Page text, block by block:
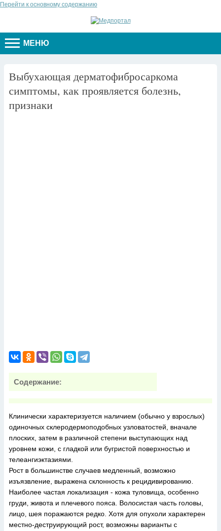
Перейти к основному содержанию
МЕНЮ
Выбухающая дерматофибросаркома
симптомы, как проявляется болезнь,
признаки
Содержание:
Клинически характеризуется наличием (обычно у взрослых)
одиночных склеродермоподобных узловатостей, вначале
плоских, затем в различной степени выступающих над
уровнем кожи, с гладкой или бугристой поверхностью и
телеангиэктазиями.
Рост в большинстве случаев медленный, возможно
изъязвление, выражена склонность к рецидивированию.
Наиболее частая локализация - кожа туловища, особенно
груди, живота и плечевого пояса. Волосистая часть головы,
лицо, шея поражаются редко. Хотя для опухоли характерен
местно-деструирующий рост, возможны варианты с